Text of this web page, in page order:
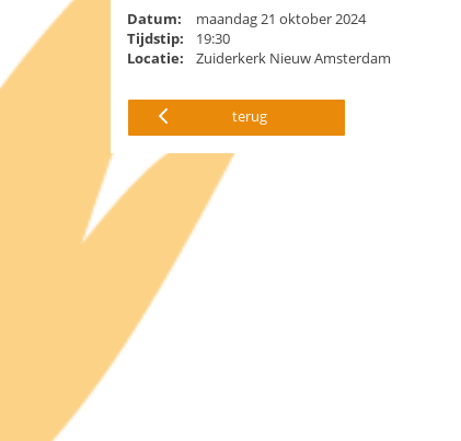
Datum:
maandag 21 oktober 2024
Tijdstip:
19:30
Locatie:
Zuiderkerk Nieuw Amsterdam
terug